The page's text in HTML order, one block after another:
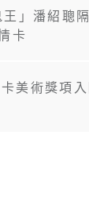
」潘紹聰
卡
美術獎項